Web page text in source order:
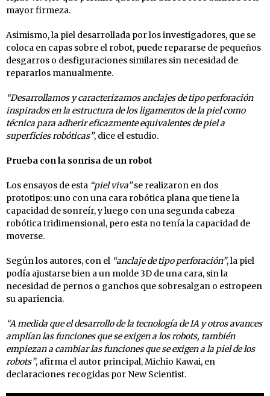
mayor firmeza.
Asimismo, la piel desarrollada por los investigadores, que se
coloca en capas sobre el robot, puede repararse de pequeños
desgarros o desfiguraciones similares sin necesidad de
repararlos manualmente.
“Desarrollamos y caracterizamos anclajes de tipo perforación
inspirados en la estructura de los ligamentos de la piel como
técnica para adherir eficazmente equivalentes de piel a
superficies robóticas”, dice el estudio.
Prueba con la sonrisa de un robot
Los ensayos de esta “piel viva”se realizaron en dos
prototipos: uno con una cara robótica plana que tiene la
capacidad de sonreír, y luego con una segunda cabeza
robótica tridimensional, pero esta no tenía la capacidad de
moverse.
Según los autores, con el “anclaje de tipo perforación”, la piel
podía ajustarse bien a un molde 3D de una cara, sin la
necesidad de pernos o ganchos que sobresalgan o estropeen
su apariencia.
“A medida que el desarrollo de la tecnología de IA y otros avances
amplían las funciones que se exigen a los robots, también
empiezan a cambiar las funciones que se exigen a la piel de los
robots”, afirma el autor principal, Michio Kawai, en
declaraciones recogidas por New Scientist.